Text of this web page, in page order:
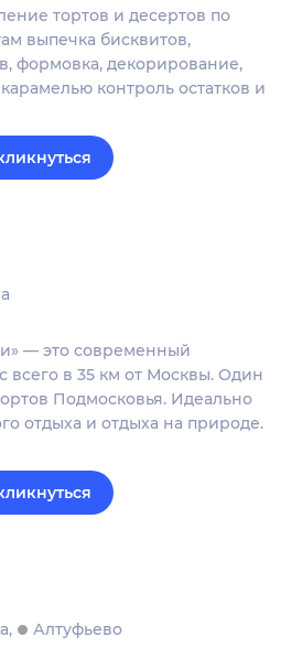
тортов и десертов по
выпечка бисквитов,
формовка, декорирование,
контроль остатков и
— это современный
всего в 35 км от Москвы. Один
Подмосковья. Идеально
отдыха и отдыха на природе.
Алтуфьево